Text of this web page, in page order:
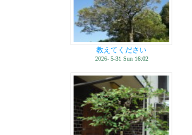
教えてください
2026- 5-31 Sun 16:02